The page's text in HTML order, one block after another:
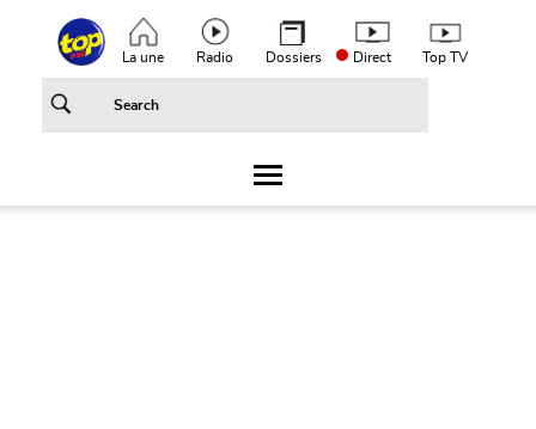
Aller au contenu principalTop header menu
La une Radio Dossiers Direct Top TV